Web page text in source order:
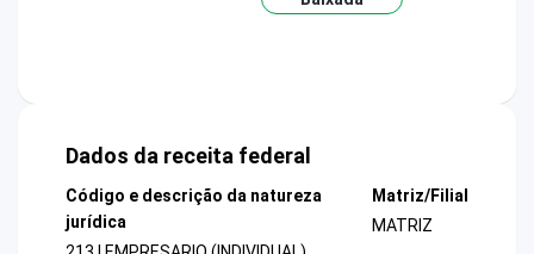
Dados da receita federal
Código e descrição da natureza
jurídica
Matriz/Filial
MATRIZ